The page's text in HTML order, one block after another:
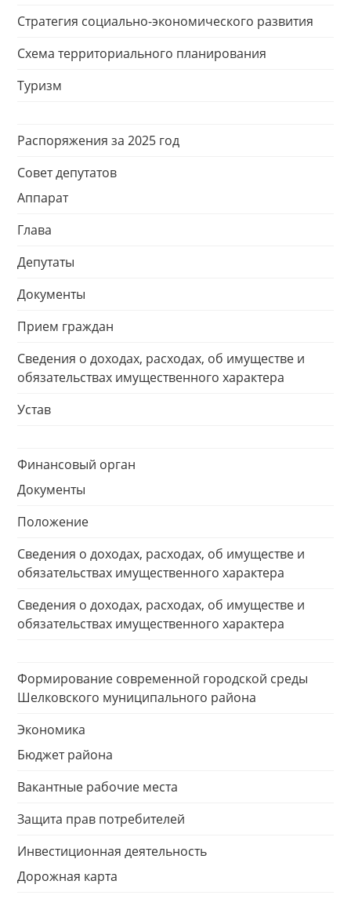
Стратегия социально-экономического развития
Схема территориального планирования
Туризм
Распоряжения за 2025 год
Совет депутатов
Аппарат
Глава
Депутаты
Документы
Прием граждан
Сведения о доходах, расходах, об имуществе и
обязательствах имущественного характера
Устав
Финансовый орган
Документы
Положение
Сведения о доходах, расходах, об имуществе и
обязательствах имущественного характера
Сведения о доходах, расходах, об имуществе и
обязательствах имущественного характера
Формирование современной городской среды
Шелковского муниципального района
Экономика
Бюджет района
Вакантные рабочие места
Защита прав потребителей
Инвестиционная деятельность
Дорожная карта